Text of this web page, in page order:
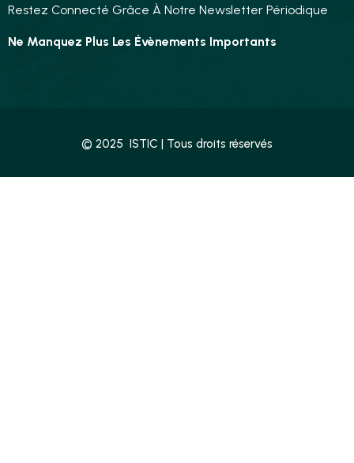
Restez Connecté Grâce À Notre Newsletter Périodique
Ne Manquez Plus Les Évènements Importants
© 2025 ISTIC | Tous droits réservés